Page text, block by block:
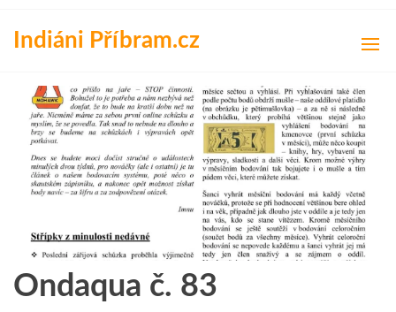
obsahIndiáni Příbram.cz
Ondaqua č. 83